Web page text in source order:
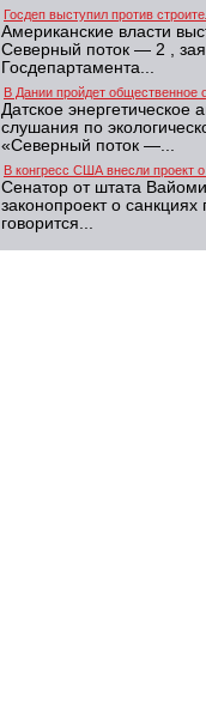
Госдеп выступил против
Американские власти
Северный поток — 2 ,
Госдепартамента...
В Дании пройдет общественное
Датское энергетическое
слушания по
«Северный поток —...
В конгресс США внесли проект
Сенатор от штата
законопроект о
говорится...